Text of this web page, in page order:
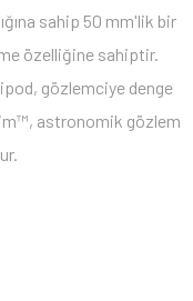
sahip 50 mm'lik bir
özelliğine sahiptir.
gözlemciye denge
astronomik gözlem